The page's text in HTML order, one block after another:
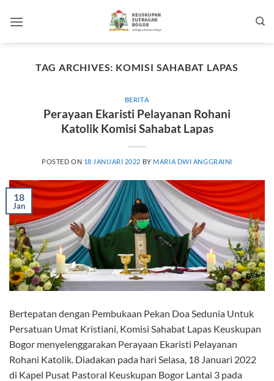
TAG ARCHIVES: KOMISI SAHABAT LAPAS
BERITA
Perayaan Ekaristi Pelayanan Rohani
Katolik Komisi Sahabat Lapas
POSTED ON 18 JANUARI 2022 BY MARIA DWI ANGGRAINI
18
Jan
Bertepatan dengan Pembukaan Pekan Doa Sedunia Untuk
Persatuan Umat Kristiani, Komisi Sahabat Lapas Keuskupan
Bogor menyelenggarakan Perayaan Ekaristi Pelayanan
Rohani Katolik. Diadakan pada hari Selasa, 18 Januari 2022
di Kapel Pusat Pastoral Keuskupan Bogor Lantai 3 pada